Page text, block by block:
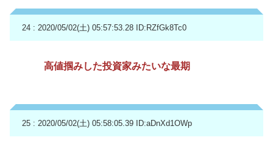
24 : 2020/05/02(土) 05:57:53.28 ID:RZfGk8Tc0
高値掴みした投資家みたいな最期
25 : 2020/05/02(土) 05:58:05.39 ID:aDnXd1OWp